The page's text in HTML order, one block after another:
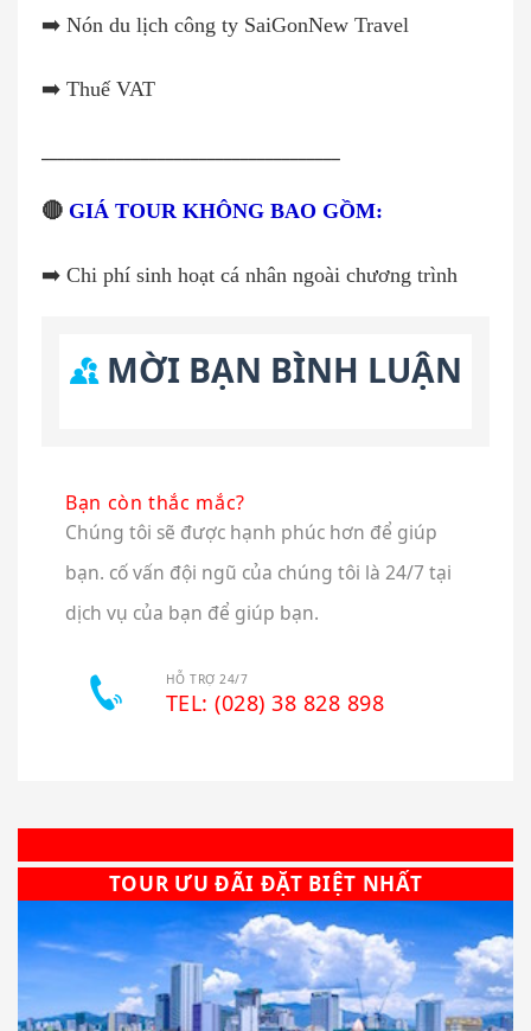
➡️ Nón du lịch công ty SaiGonNew Travel
➡️ Thuế VAT
🔴 GIÁ TOUR KHÔNG BAO GỒM:
➡️ Chi phí sinh hoạt cá nhân ngoài chương trình
MỜI BẠN BÌNH LUẬN
Bạn còn thắc mắc?
Chúng tôi sẽ được hạnh phúc hơn để giúp
bạn. cố vấn đội ngũ của chúng tôi là 24/7 tại
dịch vụ của bạn để giúp bạn.
HỖ TRỢ 24/7
TEL: (028) 38 828 898
TOUR ƯU ĐÃI ĐẶT BIỆT NHẤT